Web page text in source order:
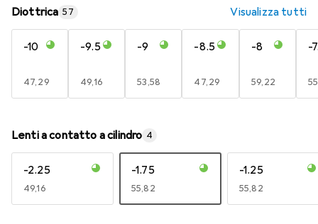
Diottrica 57 Visualizza tutti
-10
EUR
47,29
-9.5
EUR
49,16
-9
EUR
53,58
-8.5
EUR
47,29
-8
EUR
59,22
-
Lenti a contatto a cilindro 4
-2.25
EUR
49,16
-1.75
EUR
55,82
-1.25
EUR
55,82